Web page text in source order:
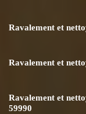
Ravalement et
Ravalement et
Ravalement et
59990